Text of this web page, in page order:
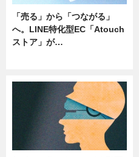
「売る」から「つながる」
へ。LINE特化型EC「Atouch
ストア」が…